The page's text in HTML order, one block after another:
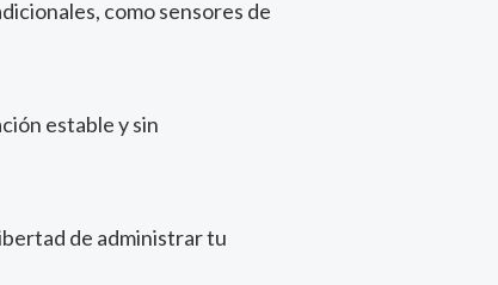
como sensores de
estable y sin
de administrar tu